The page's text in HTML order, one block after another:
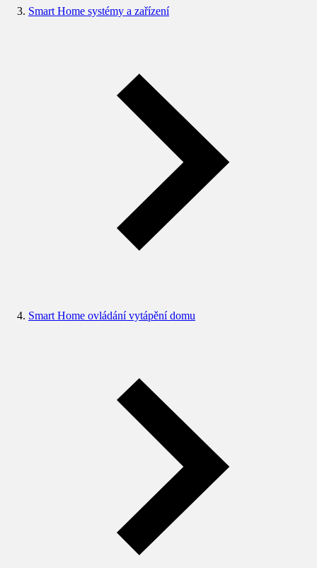
Smart Home systémy a zařízení
Smart Home ovládání vytápění domu